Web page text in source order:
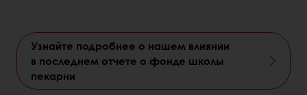
Узнайте подробнее о нашем влиянии
в последнем отчете о фонде школы
пекарни